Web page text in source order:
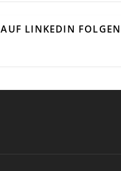
AUF LINKEDIN FOLGEN